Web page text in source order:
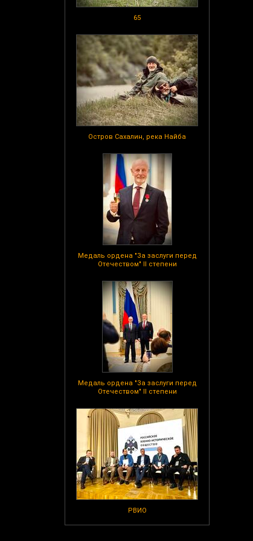
65
Остров Сахалин, река Найба
Медаль ордена "За заслуги перед
Отечеством" II степени
Медаль ордена "За заслуги перед
Отечеством" II степени
РВИО